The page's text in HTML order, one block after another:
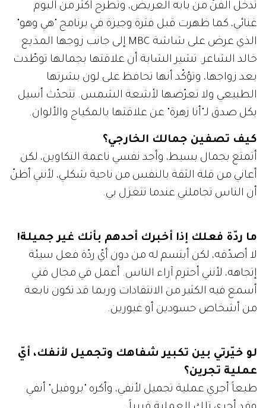
تدخل الفنّ من بابه العريض، وتطرح أكثر من ألبوم
غنائي، كما ظهرت قبل فترة وجيزة في برنامج "هي وهو"
الذي عرض على شاشة MBC إلى جانب زوجها المذيع
خالد الشاعر. تشير الشابة أن علاقتها بجمالها توطّدت
بعد زواجها، وتؤكّد أنها تحافظ على لون بشرتها
الطبيعي ولا تعرّضها لأشعة الشمس. تتحدّث أسيل
بكل صدق لـ"أنا زهرة" عن علاقتها بالمكياج والألوان.
كيف تصفين جمالك الخارجي؟
أتمتع بجمال بسيط، وأجد نفسي ناعمة التكاوين، لكن
أعاني من قلة الثقة بالنفس من ناحية شكلي، لأنني أظنّ
أن الناس تجاملني عندما تتغزل بي.
ما ردّة فعلك إذا أخبرك أحدهم بأنك غير جميلة!
لا أصدّقه، لكن أبتسم له من دون أيّ ردّة فعل سيئة
إتجاهه، لأنني أحترم آراء الناس. أعمل في مجال فني
أسمع فيه الكثير من الانتقادات وربما قد تكون نابعة
من أشخاص حسودين أو غيورين.
لو خيّرتي بين تكبير شفاهك وتجميل لأنفك، أيّ
عملية تجرين؟
طبعاً أجري عملية تجميل لأنفي، وأكره "بروفيل" أنفي